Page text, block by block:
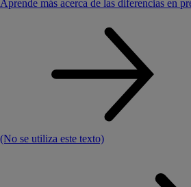
Aprende más acerca de las diferencias en
(No se utiliza este texto)